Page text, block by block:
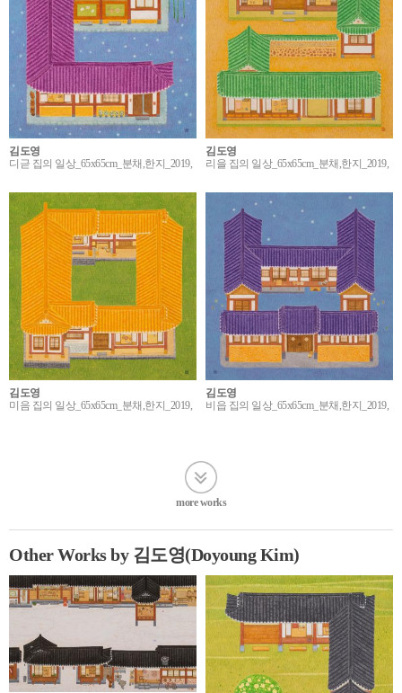
김도영
디귿 집의 일상_65x65cm_분채,한지_2019,
김도영
리을 집의 일상_65x65cm_분채,한지_2019,
김도영
미음 집의 일상_65x65cm_분채,한지_2019,
김도영
비읍 집의 일상_65x65cm_분채,한지_2019,
more works
Other Works by 김도영(Doyoung Kim)